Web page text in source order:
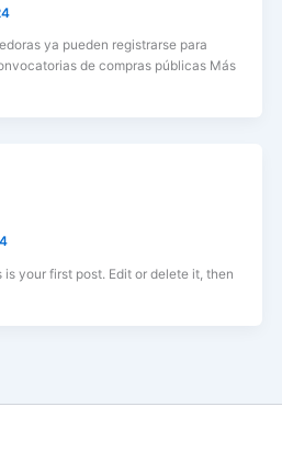
ya pueden registrarse para
de compras públicas Más
is your first post. Edit or delete it, then